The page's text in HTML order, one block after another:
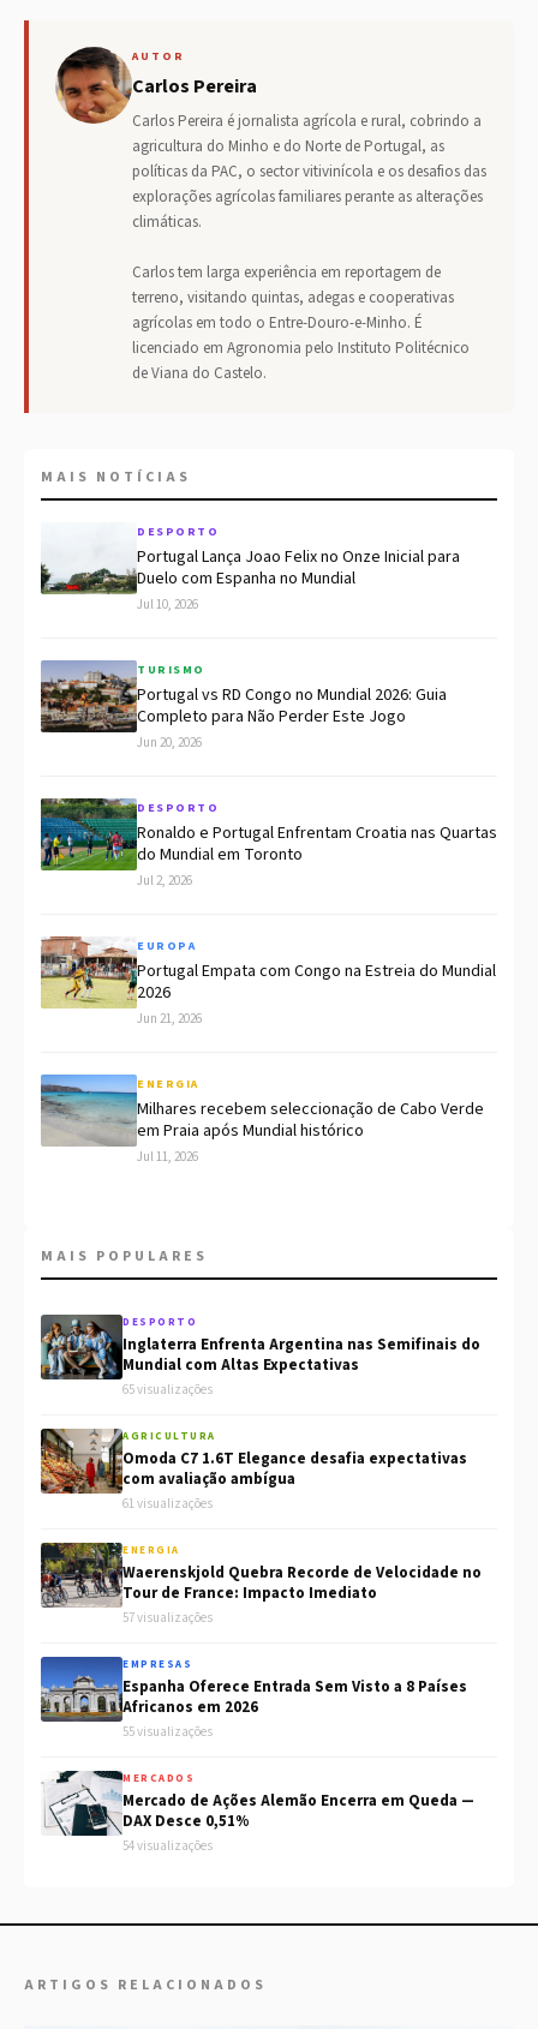
AUTOR
Carlos Pereira
Carlos Pereira é jornalista agrícola e rural, cobrindo a
agricultura do Minho e do Norte de Portugal, as
políticas da PAC, o sector vitivinícola e os desafios das
explorações agrícolas familiares perante as alterações
climáticas.
Carlos tem larga experiência em reportagem de
terreno, visitando quintas, adegas e cooperativas
agrícolas em todo o Entre-Douro-e-Minho. É
licenciado em Agronomia pelo Instituto Politécnico
de Viana do Castelo.
MAIS NOTÍCIAS
DESPORTO
Portugal Lança Joao Felix no Onze Inicial para
Duelo com Espanha no Mundial
Jul 10, 2026
TURISMO
Portugal vs RD Congo no Mundial 2026: Guia
Completo para Não Perder Este Jogo
Jun 20, 2026
DESPORTO
Ronaldo e Portugal Enfrentam Croatia nas Quartas
do Mundial em Toronto
Jul 2, 2026
EUROPA
Portugal Empata com Congo na Estreia do Mundial
2026
Jun 21, 2026
ENERGIA
Milhares recebem seleccionação de Cabo Verde
em Praia após Mundial histórico
Jul 11, 2026
MAIS POPULARES
DESPORTO
Inglaterra Enfrenta Argentina nas Semifinais do
Mundial com Altas Expectativas
65 visualizações
AGRICULTURA
Omoda C7 1.6T Elegance desafia expectativas
com avaliação ambígua
61 visualizações
ENERGIA
Waerenskjold Quebra Recorde de Velocidade no
Tour de France: Impacto Imediato
57 visualizações
EMPRESAS
Espanha Oferece Entrada Sem Visto a 8 Países
Africanos em 2026
55 visualizações
MERCADOS
Mercado de Ações Alemão Encerra em Queda —
DAX Desce 0,51%
54 visualizações
ARTIGOS RELACIONADOS